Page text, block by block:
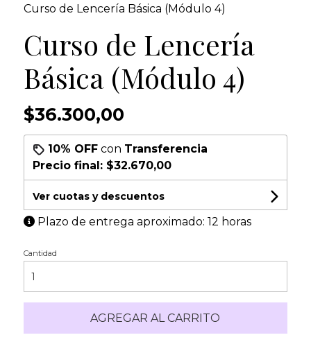
Curso de Lencería Básica (Módulo 4)
Curso de Lencería
Básica (Módulo 4)
$36.300,00
10% OFFcon Transferencia
Precio final: $32.670,00
Ver cuotas y descuentos
Plazo de entrega aproximado: 12 horas
Cantidad
AGREGAR AL CARRITO